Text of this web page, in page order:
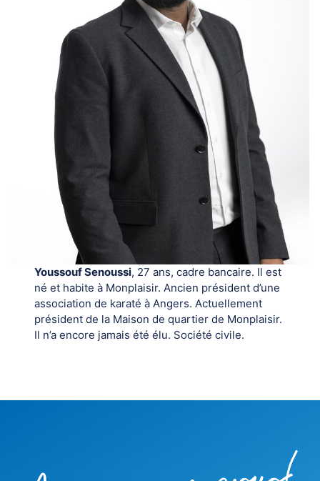
Youssouf Senoussi, 27 ans, cadre bancaire. Il est
né et habite à Monplaisir. Ancien président d’une
association de karaté à Angers. Actuellement
président de la Maison de quartier de Monplaisir.
Il n’a encore jamais été élu. Société civile.